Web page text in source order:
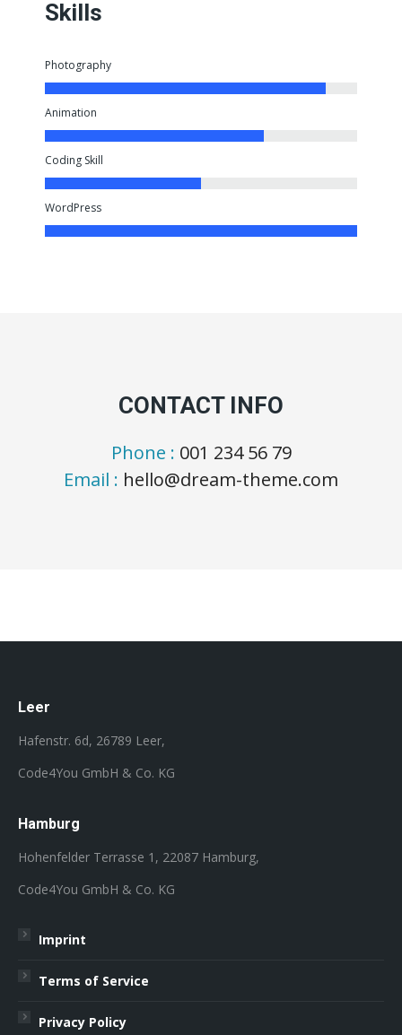
Skills
Photography
Animation
Coding Skill
WordPress
CONTACT INFO
Phone : 001 234 56 79
Email : hello@dream-theme.com
Leer
Hafenstr. 6d, 26789 Leer,
Code4You GmbH & Co. KG
Hamburg
Hohenfelder Terrasse 1, 22087 Hamburg,
Code4You GmbH & Co. KG
Imprint
Terms of Service
Privacy Policy